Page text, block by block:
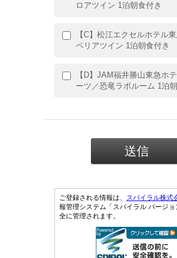
ロアツイン 1泊朝食付き
【C】松江エクセルホテル
ペリアツイン 1泊朝食付き
【D】JAM福井勝山東急ホ
ーツ／恐竜ラボルーム 1泊
ご登録される情報は、 スパイラル株式
報管理システム「スパイラル バージョ
全に管理されます。